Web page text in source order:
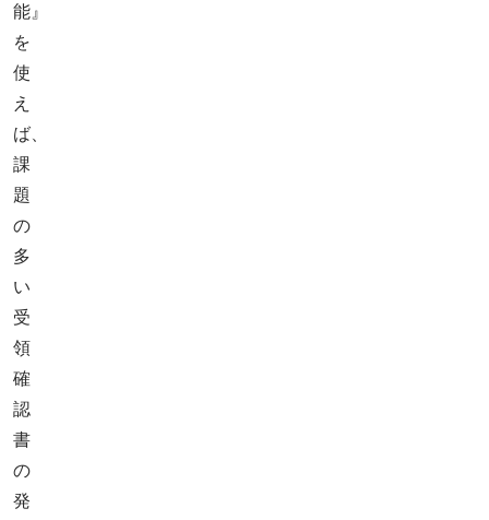
能』
を
使
え
ば、
課
題
の
多
い
受
領
確
認
書
の
発